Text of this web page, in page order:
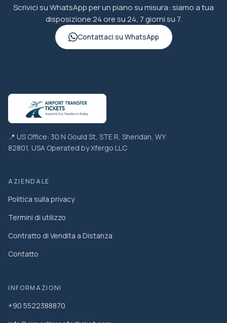
Scrivici su WhatsApp per un piano su misura: siamo a tua
disposizione 24 ore su 24, 7 giorni su 7.
Contattaci su WhatsApp
📍 US Office: 30 N Gould St, STE R, Sheridan, WY
82801, USA Operated by Xfergo LLC
AZIENDALE
Politica sulla privacy
Termini di utilizzo
Contratto di Vendita a Distanza
Contatto
INFORMAZIONI
+90 5522388870